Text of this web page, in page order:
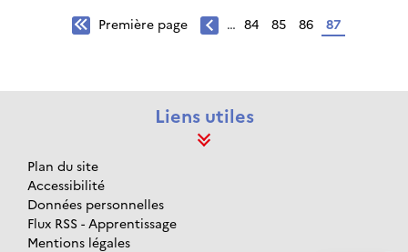
PaginationPremière
Première page
Page
… Page
84 Page
85 Page
86 Page
87
Liens utiles
Plan du site
Accessibilité
Données personnelles
Flux RSS - Apprentissage
Mentions légales